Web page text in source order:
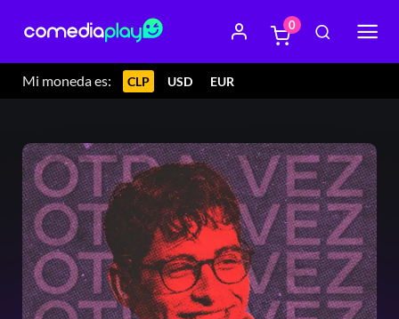
Mi moneda es: CLP USD EUR
0